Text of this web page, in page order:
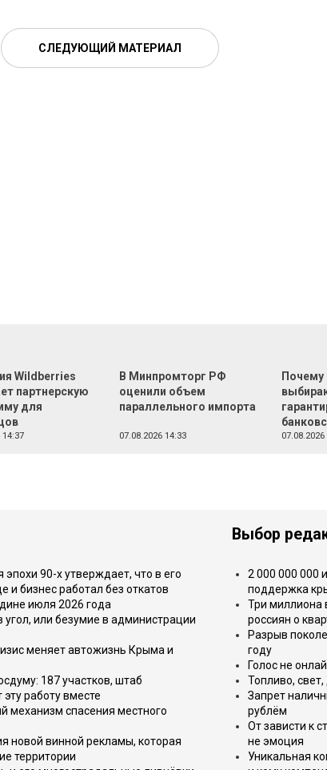
СЛЕДУЮЩИЙ МАТЕРИАЛ
Wildberries
партнерскую
для
14:37
В Минпромторг РФ
оценили объем
параллельного импорта
07.08.2026 14:33
Почему
07.08.2026
90-х утверждает, что в его
и бизнес работал без откатов
июля 2026 года
или безумие в администрации
меняет автожизнь Крыма и
187 участков, штаб
работу вместе
механизм спасения местного
новой винной рекламы, которая
территории
Выбор
2 000 000 000
поддержка
Три миллиона
россиян о
Разрыв
году
Голос не
Топливо,
Запрет
рублём
От зависти к
не эмоция
Уникальная